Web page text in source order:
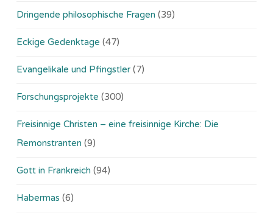
Dringende philosophische Fragen (39)
Eckige Gedenktage (47)
Evangelikale und Pfingstler (7)
Forschungsprojekte (300)
Freisinnige Christen – eine freisinnige Kirche: Die
Remonstranten (9)
Gott in Frankreich (94)
Habermas (6)